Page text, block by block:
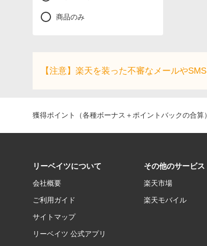
商品のみ
【注意】楽天を装った不審なメールや
獲得ポイント（各種ボーナス＋ポイントバックの合
リーベイツについて
会社概要
ご利用ガイド
サイトマップ
リーベイツ 公式アプリ
その他のサービス
楽天市場
楽天モバイル